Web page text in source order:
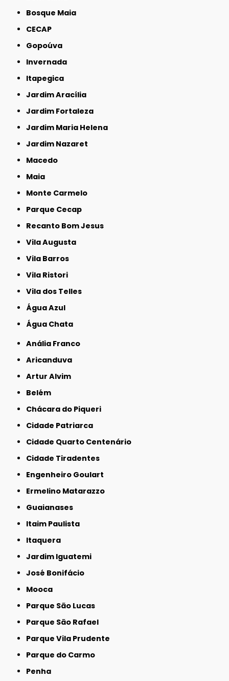
Bosque Maia
CECAP
Gopoúva
Invernada
Itapegica
Jardim Aracília
Jardim Fortaleza
Jardim Maria Helena
Jardim Nazaret
Macedo
Maia
Monte Carmelo
Parque Cecap
Recanto Bom Jesus
Vila Augusta
Vila Barros
Vila Ristori
Vila dos Telles
Água Azul
Água Chata
Anália Franco
Aricanduva
Artur Alvim
Belém
Chácara do Piqueri
Cidade Patriarca
Cidade Quarto Centenário
Cidade Tiradentes
Engenheiro Goulart
Ermelino Matarazzo
Guaianases
Itaim Paulista
Itaquera
Jardim Iguatemi
José Bonifácio
Mooca
Parque São Lucas
Parque São Rafael
Parque Vila Prudente
Parque do Carmo
Penha